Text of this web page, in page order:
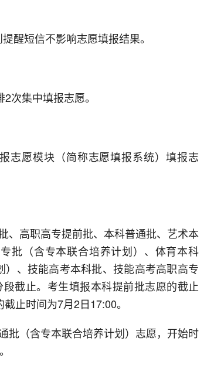
醒短信不影响志愿填报结果。
次集中填报志愿。
志愿模块（简称志愿填报系统）填报志
、高职高专提前批、本科普通批、艺术本
批（含专本联合培养计划）、体育本科
、技能高考本科批、技能高考高职高专
截止。考生填报本科提前批志愿的截止
止时间为7月2日17:00。
批（含专本联合培养计划）志愿，开始时